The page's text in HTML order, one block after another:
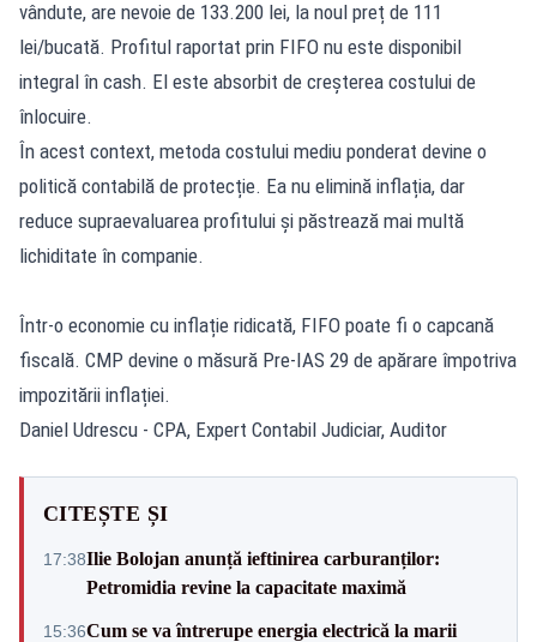
vândute, are nevoie de 133.200 lei, la noul preț de 111
lei/bucată. Profitul raportat prin FIFO nu este disponibil
integral în cash. El este absorbit de creșterea costului de
înlocuire.
În acest context, metoda costului mediu ponderat devine o
politică contabilă de protecție. Ea nu elimină inflația, dar
reduce supraevaluarea profitului și păstrează mai multă
lichiditate în companie.
Într-o economie cu inflație ridicată, FIFO poate fi o capcană
fiscală. CMP devine o măsură Pre-IAS 29 de apărare împotriva
impozitării inflației.
Daniel Udrescu - CPA, Expert Contabil Judiciar, Auditor
CITEȘTE ȘI
17:38Ilie Bolojan anunță ieftinirea carburanților:
Petromidia revine la capacitate maximă
15:36Cum se va întrerupe energia electrică la marii